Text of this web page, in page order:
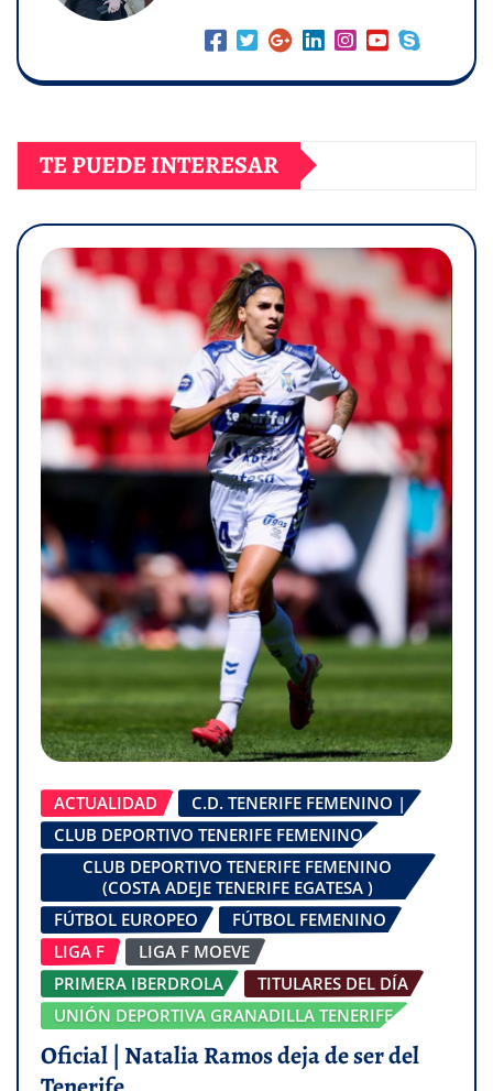
TE PUEDE INTERESAR
ACTUALIDAD
C.D. TENERIFE FEMENINO |
CLUB DEPORTIVO TENERIFE FEMENINO
CLUB DEPORTIVO TENERIFE FEMENINO
(COSTA ADEJE TENERIFE EGATESA )
FÚTBOL EUROPEO
FÚTBOL FEMENINO
LIGA F
LIGA F MOEVE
PRIMERA IBERDROLA
TITULARES DEL DÍA
UNIÓN DEPORTIVA GRANADILLA TENERIFE
Oficial | Natalia Ramos deja de ser del